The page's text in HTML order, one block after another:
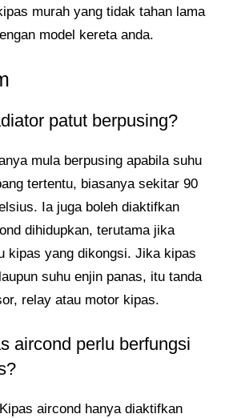
murah yang tidak tahan lama
model kereta anda.
patut berpusing?
mula berpusing apabila suhu
tertentu, biasanya sekitar 90
Ia juga boleh diaktifkan
dihidupkan, terutama jika
kipas yang dikongsi. Jika kipas
suhu enjin panas, itu tanda
relay atau motor kipas.
aircond perlu berfungsi
aircond hanya diaktifkan